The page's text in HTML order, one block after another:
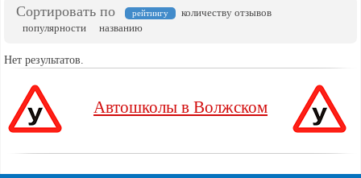
Сортировать по рейтингу
количеству отзывов
популярности
названию
Нет результатов.
Автошколы в Волжском